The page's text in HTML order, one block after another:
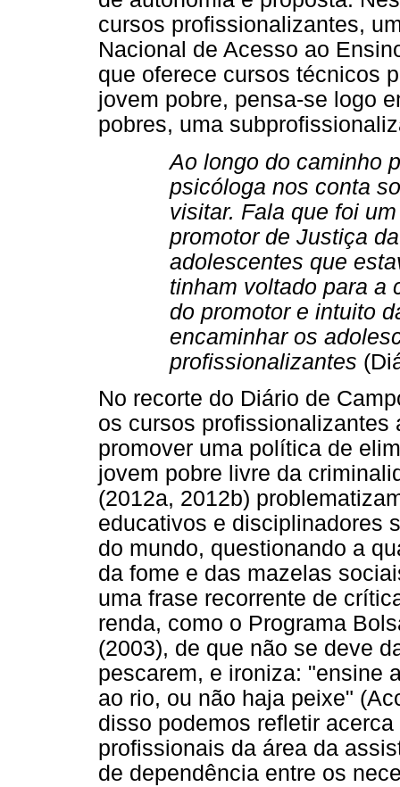
cursos profissionalizantes,
Nacional de Acesso ao
que oferece cursos técnicos
jovem pobre, pensa-se logo
pobres, uma
Ao longo do caminho
psicóloga nos conta
visitar. Fala que foi
promotor de Justiça
adolescentes que
tinham voltado para a
do promotor e intuito
encaminhar os
profissionalizantes
No recorte do Diário de
os cursos profissionalizantes
promover uma política de
jovem pobre livre da
(2012a, 2012b)
educativos e disciplinadores
do mundo, questionando a
da fome e das mazelas
uma frase recorrente de
renda, como o Programa
(2003), de que não se deve
pescarem, e ironiza: "ensine
ao rio, ou não haja peixe"
disso podemos refletir
profissionais da área da
de dependência entre os